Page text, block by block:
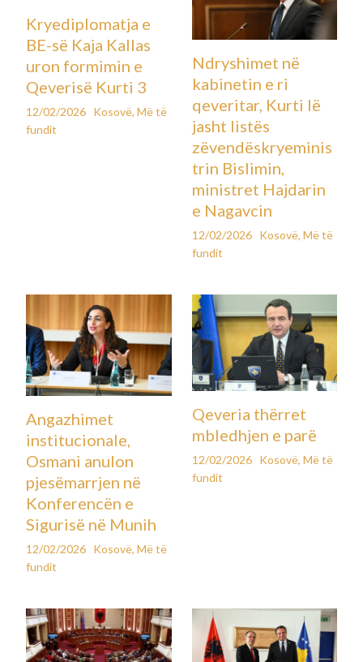
Kryediplomatja e
BE-së Kaja Kallas
uron formimin e
Qeverisë Kurti 3
12/02/2026 Kosovë,Më të
fundit
Ndryshimet në
kabinetin e ri
qeveritar, Kurti lë
jasht listës
zëvendëskryeminis
trin Bislimin,
ministret Hajdarin
e Nagavcin
12/02/2026 Kosovë, Më të
fundit
Angazhimet
institucionale,
Osmani anulon
pjesëmarrjen në
Konferencën e
Sigurisë në Munih
12/02/2026 Kosovë,Më të
fundit
Qeveria thërret
mbledhjen e parë
12/02/2026 Kosovë, Më të
fundit